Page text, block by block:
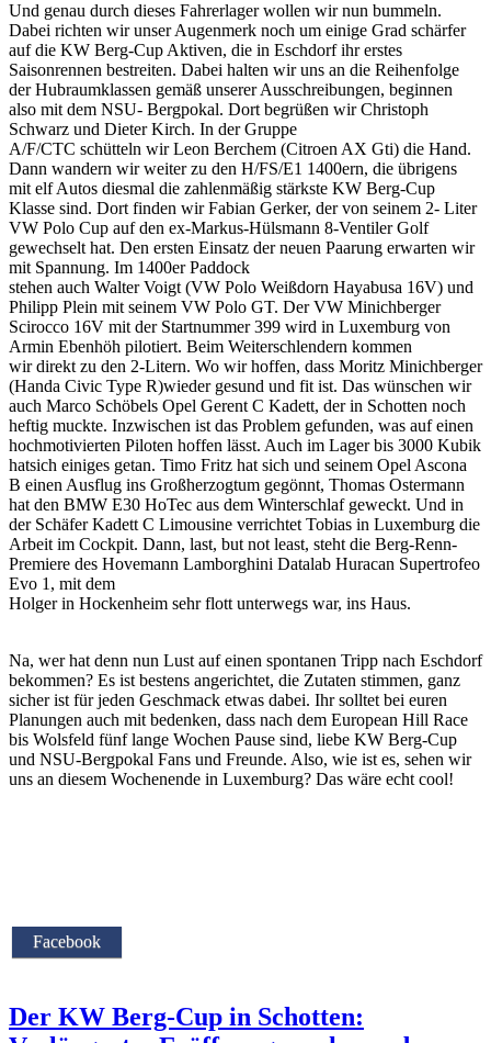
Und genau durch dieses Fahrerlager wollen wir nun bummeln.
Dabei richten wir unser Augenmerk noch um einige Grad schärfer
auf die KW Berg-Cup Aktiven, die in Eschdorf ihr erstes
Saisonrennen bestreiten. Dabei halten wir uns an die Reihenfolge
der Hubraumklassen gemäß unserer Ausschreibungen, beginnen
also mit dem NSU- Bergpokal. Dort begrüßen wir Christoph
Schwarz und Dieter Kirch. In der Gruppe
A/F/CTC schütteln wir Leon Berchem (Citroen AX Gti) die Hand.
Dann wandern wir weiter zu den H/FS/E1 1400ern, die übrigens
mit elf Autos diesmal die zahlenmäßig stärkste KW Berg-Cup
Klasse sind. Dort finden wir Fabian Gerker, der von seinem 2- Liter
VW Polo Cup auf den ex-Markus-Hülsmann 8-Ventiler Golf
gewechselt hat. Den ersten Einsatz der neuen Paarung erwarten wir
mit Spannung. Im 1400er Paddock
stehen auch Walter Voigt (VW Polo Weißdorn Hayabusa 16V) und
Philipp Plein mit seinem VW Polo GT. Der VW Minichberger
Scirocco 16V mit der Startnummer 399 wird in Luxemburg von
Armin Ebenhöh pilotiert. Beim Weiterschlendern kommen
wir direkt zu den 2-Litern. Wo wir hoffen, dass Moritz Minichberger
(Handa Civic Type R)wieder gesund und fit ist. Das wünschen wir
auch Marco Schöbels Opel Gerent C Kadett, der in Schotten noch
heftig muckte. Inzwischen ist das Problem gefunden, was auf einen
hochmotivierten Piloten hoffen lässt. Auch im Lager bis 3000 Kubik
hatsich einiges getan. Timo Fritz hat sich und seinem Opel Ascona
B einen Ausflug ins Großherzogtum gegönnt, Thomas Ostermann
hat den BMW E30 HoTec aus dem Winterschlaf geweckt. Und in
der Schäfer Kadett C Limousine verrichtet Tobias in Luxemburg die
Arbeit im Cockpit. Dann, last, but not least, steht die Berg-Renn-
Premiere des Hovemann Lamborghini Datalab Huracan Supertrofeo
Evo 1, mit dem
Holger in Hockenheim sehr flott unterwegs war, ins Haus.
Na, wer hat denn nun Lust auf einen spontanen Tripp nach Eschdorf
bekommen? Es ist bestens angerichtet, die Zutaten stimmen, ganz
sicher ist für jeden Geschmack etwas dabei. Ihr solltet bei euren
Planungen auch mit bedenken, dass nach dem European Hill Race
bis Wolsfeld fünf lange Wochen Pause sind, liebe KW Berg-Cup
und NSU-Bergpokal Fans und Freunde. Also, wie ist es, sehen wir
uns an diesem Wochenende in Luxemburg? Das wäre echt cool!
Facebook
Der KW Berg-Cup in Schotten: